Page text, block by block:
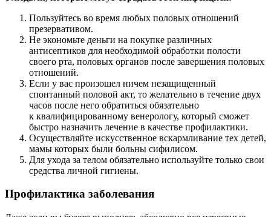
Пользуйтесь во время любых половых отношений
презервативом.
Не экономьте деньги на покупке различных
антисептиков для необходимой обработки полости
своего рта, половых органов после завершения половых
отношений.
Если у вас произошел ничем незащищенный
спонтанный половой акт, то желательно в течение двух
часов после него обратиться обязательно
к квалифицированному венерологу, который сможет
быстро назначить лечение в качестве профилактики.
Осуществляйте искусственное вскармливание тех детей,
мамы которых были больны сифилисом.
Для ухода за телом обязательно используйте только свои
средства личной гигиены.
Профилактика заболевания